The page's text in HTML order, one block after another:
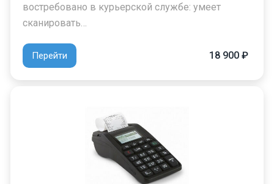
востребовано в курьерской службе: умеет
сканировать…
Перейти 18 900 ₽